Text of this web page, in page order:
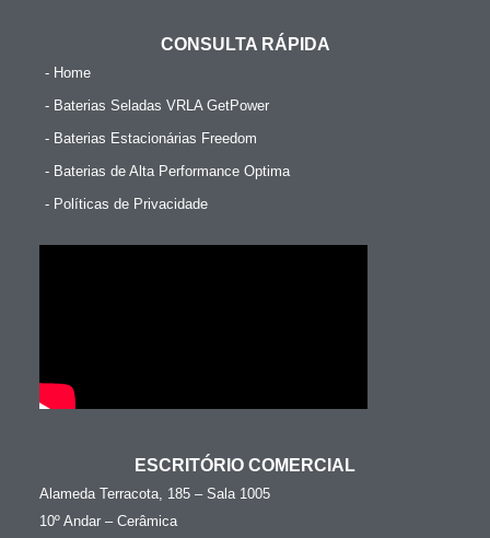
CONSULTA RÁPIDA
- Home
- Baterias Seladas VRLA GetPower
- Baterias Estacionárias Freedom
- Baterias de Alta Performance Optima
- Políticas de Privacidade
ESCRITÓRIO COMERCIAL
Alameda Terracota, 185 – Sala 1005
10º Andar – Cerâmica